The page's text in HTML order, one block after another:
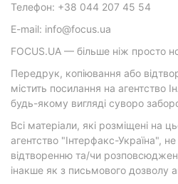
Телефон: +38 044 207 45 54
E-mail: info@focus.ua
FOCUS.UA — більше ніж просто
Передрук, копіювання або
містить посилання на агентство
будь-якому вигляді суворо
Всі матеріали, які розміщені на
агентство "Інтерфакс-Україна",
відтворенню та/чи
інакше як з письмового дозволу